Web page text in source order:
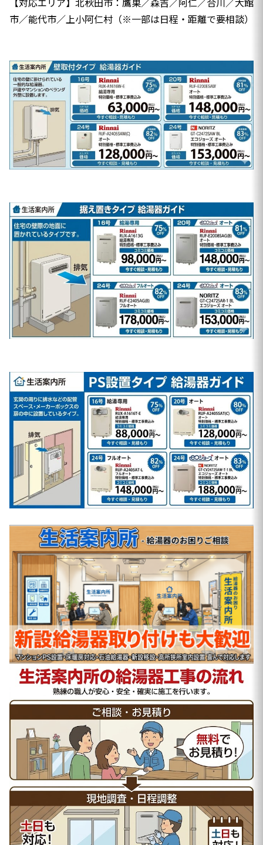
市／能代市／上小阿仁村（※一部は日程・距離で要相談）